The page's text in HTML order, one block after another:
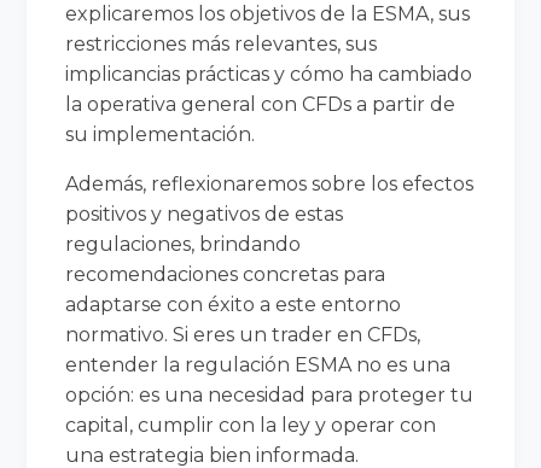
explicaremos los objetivos de la ESMA, sus
restricciones más relevantes, sus
implicancias prácticas y cómo ha cambiado
la operativa general con CFDs a partir de
su implementación.
Además, reflexionaremos sobre los efectos
positivos y negativos de estas
regulaciones, brindando
recomendaciones concretas para
adaptarse con éxito a este entorno
normativo. Si eres un trader en CFDs,
entender la regulación ESMA no es una
opción: es una necesidad para proteger tu
capital, cumplir con la ley y operar con
una estrategia bien informada.